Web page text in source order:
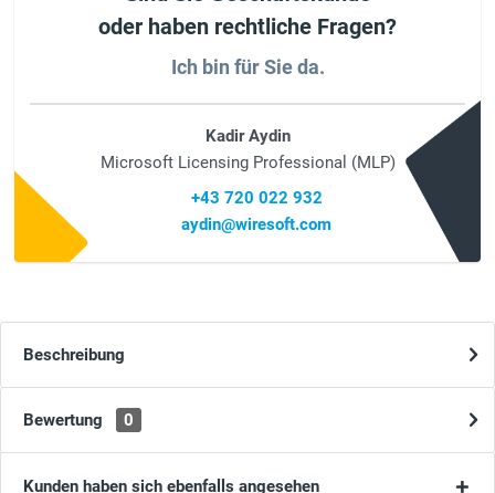
oder haben rechtliche Fragen?
Ich bin für Sie da.
Kadir Aydin
Microsoft Licensing Professional (MLP)
+43 720 022 932
aydin@wiresoft.com
Beschreibung
Bewertung 0
Kunden haben sich ebenfalls angesehen